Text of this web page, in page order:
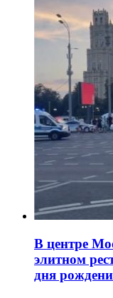
В центре
элитном
дня